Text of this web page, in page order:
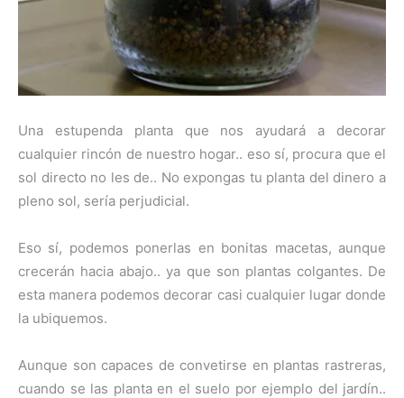
Una estupenda planta que nos ayudará a decorar
cualquier rincón de nuestro hogar.. eso sí, procura que el
sol directo no les de.. No expongas tu planta del dinero a
pleno sol, sería perjudicial.
Eso sí, podemos ponerlas en bonitas macetas, aunque
crecerán hacia abajo.. ya que son plantas colgantes. De
esta manera podemos decorar casi cualquier lugar donde
la ubiquemos.
Aunque son capaces de convetirse en plantas rastreras,
cuando se las planta en el suelo por ejemplo del jardín..